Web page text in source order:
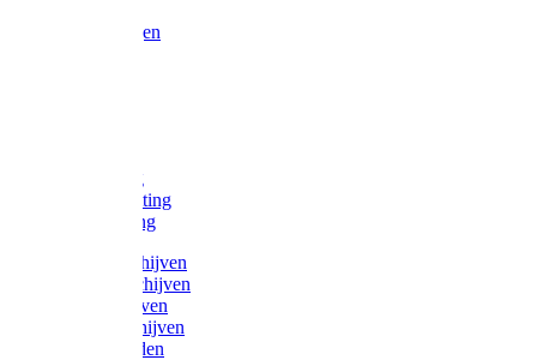
Aanlegringen
Voetketting
Scheepsketting
Victorketting
Afbraamschijven
Doorslijpschijven
Lamelschijven
Diamantschijven
Laselektroden